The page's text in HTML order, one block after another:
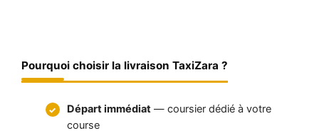
Pourquoi choisir la livraison TaxiZara ?
Départ immédiat— coursier dédié à votre
course